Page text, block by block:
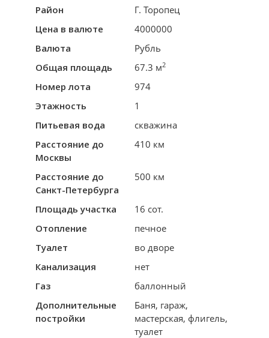
Район
Г. Торопец
Цена в валюте
4000000
Валюта
Рубль
Общая площадь
67.3 м2
Номер лота
974
Этажность
1
Питьевая вода
скважина
Расстояние до
Москвы
410 км
Расстояние до
Санкт-Петербурга
500 км
Площадь участка
16 сот.
Отопление
печное
Туалет
во дворе
Канализация
нет
Газ
баллонный
Дополнительные
постройки
Баня, гараж,
мастерская, флигель,
туалет